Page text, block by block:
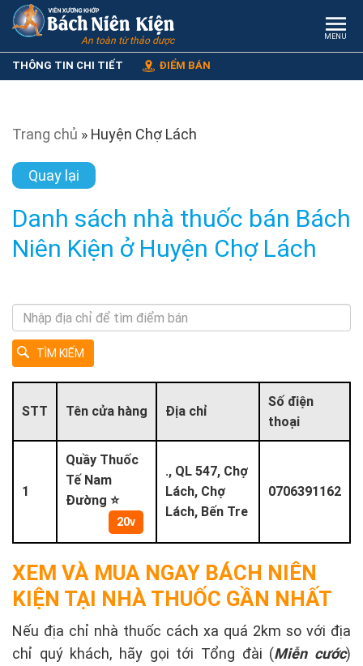
An toàn từ thảo dược MENU
THÔNG TIN CHI TIẾT ĐIỂM BÁN
Trang chủ » Huyện Chợ Lách
Quay lại
Danh sách nhà thuốc bán Bách
Niên Kiện ở Huyện Chợ Lách
STT Tên cửa hàng Địa chỉ
Số điện
thoại
1
Quầy Thuốc
Tế Nam
Đường ⭐
20v
., QL 547, Chợ
Lách, Chợ
Lách, Bến Tre
0706391162
XEM VÀ MUA NGAY BÁCH NIÊN
KIỆN TẠI NHÀ THUỐC GẦN NHẤT
Nếu địa chỉ nhà thuốc cách xa quá 2km so với địa
chỉ quý khách, hãy gọi tới Tổng đài (Miễn cước)